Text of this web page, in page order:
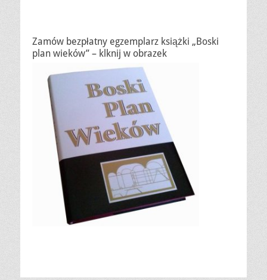
Zamów bezpłatny egzemplarz książki „Boski
plan wieków” – klknij w obrazek